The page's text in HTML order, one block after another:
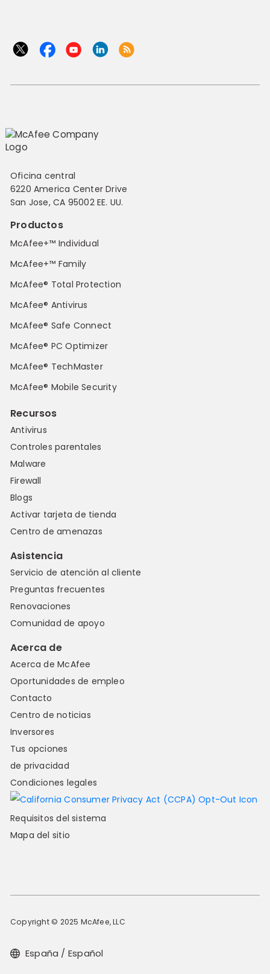
Oficina central
6220 America Center Drive
San Jose, CA 95002 EE. UU.
Productos
McAfee+™ Individual
McAfee+™ Family
McAfee® Total Protection
McAfee® Antivirus
McAfee® Safe Connect
McAfee® PC Optimizer
McAfee® TechMaster
McAfee® Mobile Security
Recursos
Antivirus
Controles parentales
Malware
Firewall
Blogs
Activar tarjeta de tienda
Centro de amenazas
Asistencia
Servicio de atención al cliente
Preguntas frecuentes
Renovaciones
Comunidad de apoyo
Acerca de
Acerca de McAfee
Oportunidades de empleo
Contacto
Centro de noticias
Inversores
Tus opciones
de privacidad
Condiciones legales
Requisitos del sistema
Mapa del sitio
Copyright © 2025 McAfee, LLC
España / Español